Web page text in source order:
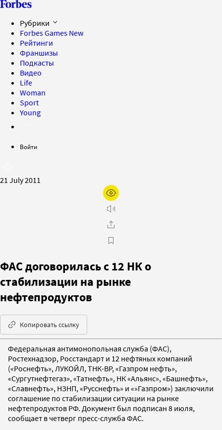
Рубрики
Forbes Games New
Рейтинги
Франшизы
Подкасты
Видео
Life
Woman
Sport
Young
Войти
21 July 2011
ФАС договорилась с 12 НК о
стабилизации на рынке
нефтепродуктов
Копировать ссылку
Федеральная антимонопольная служба (ФАС),
Ростехнадзор, Росстандарт и 12 нефтяных компаний
(«Роснефть», ЛУКОЙЛ, ТНК-BP, «Газпром нефть»,
«Сургутнефтегаз», «Татнефть», НК «Альянс», «Башнефть»,
«Славнефть», НЗНП, «Русснефть» и «»Газпром») заключили
соглашение по стабилизации ситуации на рынке
нефтепродуктов РФ. Документ был подписан 8 июля,
сообщает в четверг пресс-служба ФАС.